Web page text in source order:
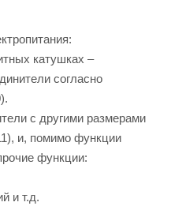
катушках –
согласно
с другими размерами
и, помимо функции
функции:
и т.д.